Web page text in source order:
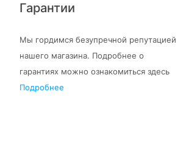
Гарантии
Мы гордимся безупречной репутацией
нашего магазина. Подробнее о
гарантиях можно ознакомиться здесь
Подробнее